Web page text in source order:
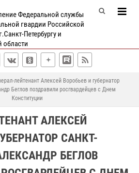
Федеральной службы
гвардии Российской
Петербургу и
области
лейтенант Алексей Воробьев и губернатор
Беглов поздравили росгвардейцев с Днем
Конституции
АЛЕКСЕЙ
САНКТ-
БЕГЛОВ